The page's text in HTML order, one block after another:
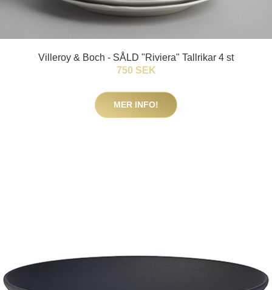
Villeroy & Boch - SÅLD "Riviera" Tallrikar 4 st
750 SEK
MER INFO!